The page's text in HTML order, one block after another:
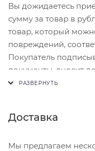
Вы дожидаетесь
сумму за товар в
товар, который
повреждений,
Покупатель
документы, вносит
чек.
Доставка
Мы предлагаем